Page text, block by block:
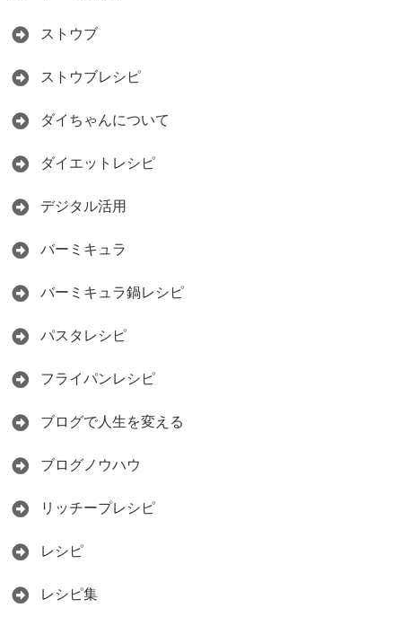
ストウブ
ストウブレシピ
ダイちゃんについて
ダイエットレシピ
デジタル活用
バーミキュラ
バーミキュラ鍋レシピ
パスタレシピ
フライパンレシピ
ブログで人生を変える
ブログノウハウ
リッチープレシピ
レシピ
レシピ集